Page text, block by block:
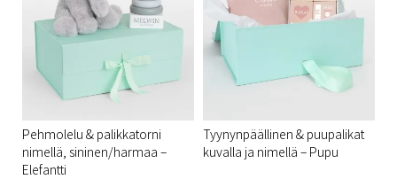
Pehmolelu & palikkatorni
nimellä, sininen/harmaa –
Elefantti
Tyynynpäällinen & puupalikat
kuvalla ja nimellä – Pupu